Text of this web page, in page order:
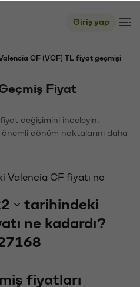
Giriş yap
CF (VCF) TL fiyat geçmişi
Fiyat
değişimini inceleyin.
dönüm noktalarını daha
Valencia CF fiyatı ne
tarihindeki
ne kadardı?
fiyatları